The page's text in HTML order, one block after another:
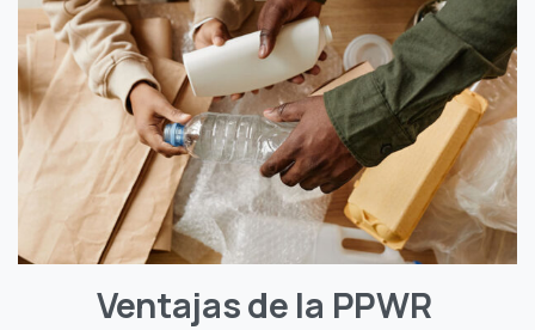
Ventajas de la PPWR